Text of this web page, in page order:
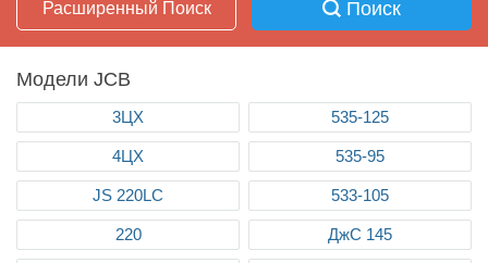
Расширенный Поиск Поиск
Модели JCB
3ЦХ 535-125
4ЦХ 535-95
JS 220LC 533-105
220 ДжС 145